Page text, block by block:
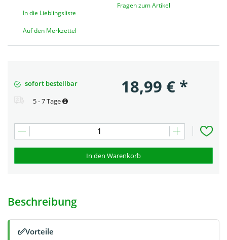
In die Lieblingsliste
Auf den Merkzettel
Fragen zum Artikel
sofort bestellbar
5 - 7 Tage
18,99 € *
In den Warenkorb
Beschreibung
✅Vorteile